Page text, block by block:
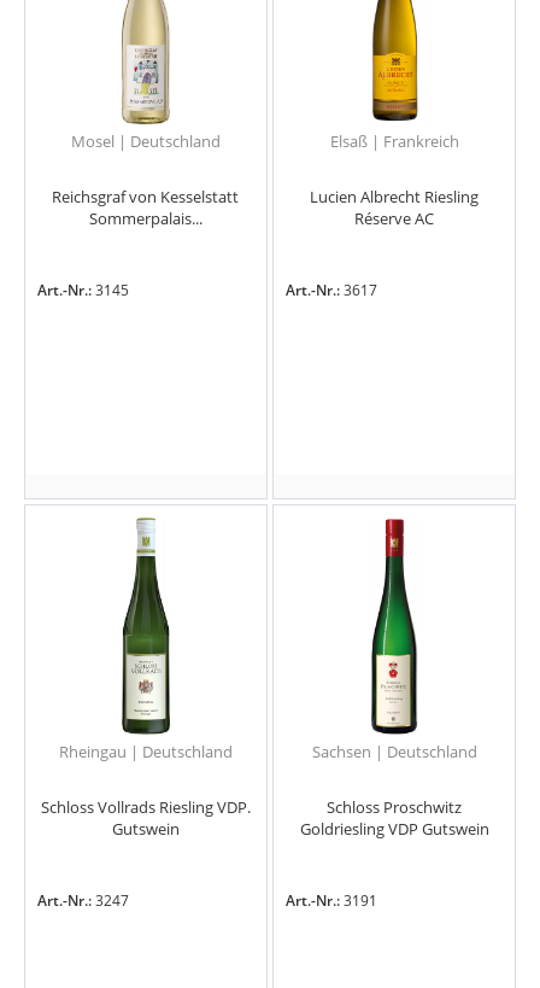
Mosel | Deutschland
Reichsgraf von Kesselstatt
Sommerpalais...
Art.-Nr.:3145
Elsaß | Frankreich
Lucien Albrecht Riesling
Réserve AC
Art.-Nr.:3617
Rheingau | Deutschland
Schloss Vollrads Riesling VDP.
Gutswein
Art.-Nr.:3247
Sachsen | Deutschland
Schloss Proschwitz
Goldriesling VDP Gutswein
Art.-Nr.:3191